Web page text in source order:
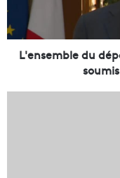
m
b
l
L'ensemble du